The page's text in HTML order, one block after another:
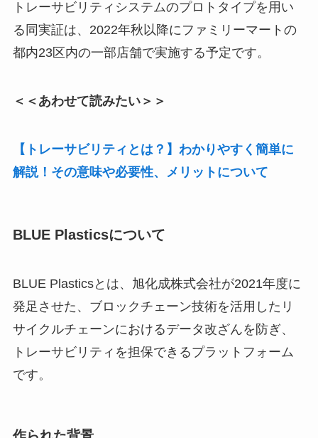
トレーサビリティシステムのプロトタイプを用い
る同実証は、2022年秋以降にファミリーマートの
都内23区内の一部店舗で実施する予定です。
＜＜あわせて読みたい＞＞
【トレーサビリティとは？】わかりやすく簡単に
解説！その意味や必要性、メリットについて
BLUE Plasticsについて
BLUE Plasticsとは、旭化成株式会社が2021年度に
発足させた、ブロックチェーン技術を活用したリ
サイクルチェーンにおけるデータ改ざんを防ぎ、
トレーサビリティを担保できるプラットフォーム
です。